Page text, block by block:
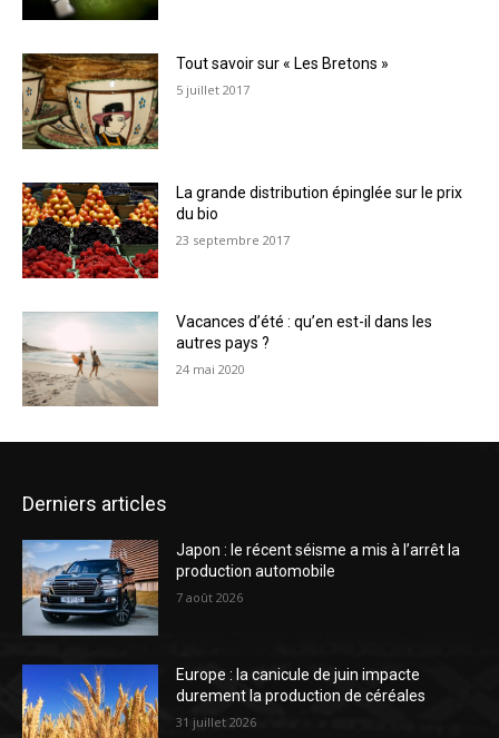
Tout savoir sur « Les Bretons »
5 juillet 2017
La grande distribution épinglée sur le prix
du bio
23 septembre 2017
Vacances d’été : qu’en est-il dans les
autres pays ?
24 mai 2020
Derniers articles
Japon : le récent séisme a mis à l’arrêt la
production automobile
7 août 2026
Europe : la canicule de juin impacte
durement la production de céréales
31 juillet 2026